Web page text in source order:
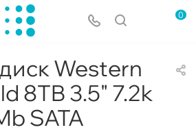
0
Western
8TB 3.5" 7.2k
SATA